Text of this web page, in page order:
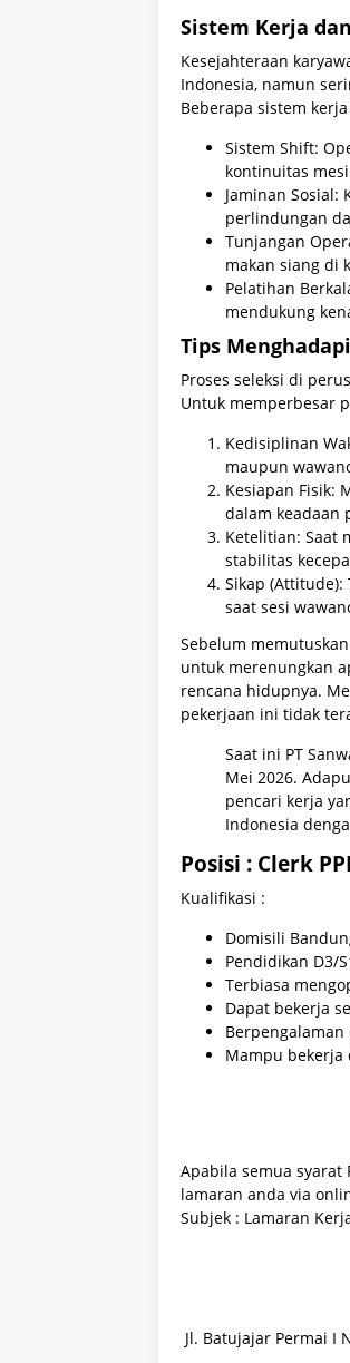
Sistem Kerja
Kesejahteraan
Indonesia, namun
Beberapa sistem
Sistem Shift:
kontinuitas
Jaminan Sosial:
perlindungan
Tunjangan
makan siang di
Pelatihan
mendukung
Tips
Proses seleksi di
Untuk memperbesar
Kedisiplinan
maupun
Kesiapan Fisik:
dalam keadaan
Ketelitian: Saat
stabilitas
Sikap
saat sesi
Sebelum
untuk merenungkan
rencana hidupnya.
pekerjaan ini tidak
Saat ini PT
Mei 2026.
pencari kerja
Indonesia
Posisi : Clerk
Kualifikasi :
Domisili
Pendidikan D3/
Terbiasa
Dapat bekerja
Mampu bekerja
Apabila semua syarat
lamaran anda via
Subjek : Lamaran
Jl. Batujajar Permai I